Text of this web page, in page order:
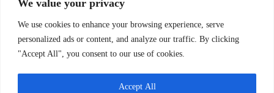
We value your privacy
We use cookies to enhance your browsing experience, serve
personalized ads or content, and analyze our traffic. By clicking
"Accept All", you consent to our use of cookies.
Accept All
Guia Completo para o Chá de Bebê Primeiramente,
significativo, onde amigos e familiares se reúnem
para celebrar a chegada do novo membro da família.
Juliana Santos
14 de setembro de 2023